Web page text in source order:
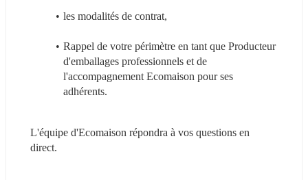
les modalités de contrat,
Rappel de votre périmètre en tant que Producteur
d'emballages professionnels et de
l'accompagnement Ecomaison pour ses
adhérents.
L'équipe d'Ecomaison répondra à vos questions en
direct.